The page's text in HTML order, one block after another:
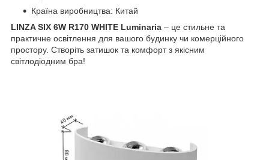
Країна виробництва: Китай
LINZA SIX 6W R170 WHITE Luminaria – це стильне та
практичне освітлення для вашого будинку чи комерційного
простору. Створіть затишок та комфорт з якісним
світлодіодним бра!